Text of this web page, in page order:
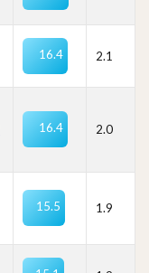
16.4 2.1
16.4 2.0
15.5 1.9